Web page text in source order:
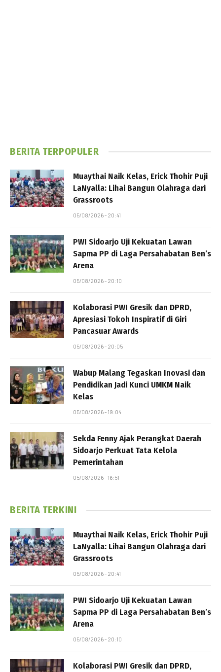
BERITA TERPOPULER
Muaythai Naik Kelas, Erick Thohir Puji
LaNyalla: Lihai Bangun Olahraga dari
Grassroots
05/08/2026 - 20:41
PWI Sidoarjo Uji Kekuatan Lawan
Sapma PP di Laga Persahabatan Ben’s
Arena
05/08/2026 - 20:10
Kolaborasi PWI Gresik dan DPRD,
Apresiasi Tokoh Inspiratif di Giri
Pancasuar Awards
05/08/2026 - 20:05
Wabup Malang Tegaskan Inovasi dan
Pendidikan Jadi Kunci UMKM Naik
Kelas
05/08/2026 - 19:04
Sekda Fenny Ajak Perangkat Daerah
Sidoarjo Perkuat Tata Kelola
Pemerintahan
05/08/2026 - 16:51
BERITA TERKINI
Muaythai Naik Kelas, Erick Thohir Puji
LaNyalla: Lihai Bangun Olahraga dari
Grassroots
05/08/2026 - 20:41
PWI Sidoarjo Uji Kekuatan Lawan
Sapma PP di Laga Persahabatan Ben’s
Arena
05/08/2026 - 20:10
Kolaborasi PWI Gresik dan DPRD,